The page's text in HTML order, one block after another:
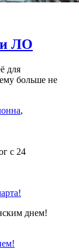
и ЛО
для
больше не
,